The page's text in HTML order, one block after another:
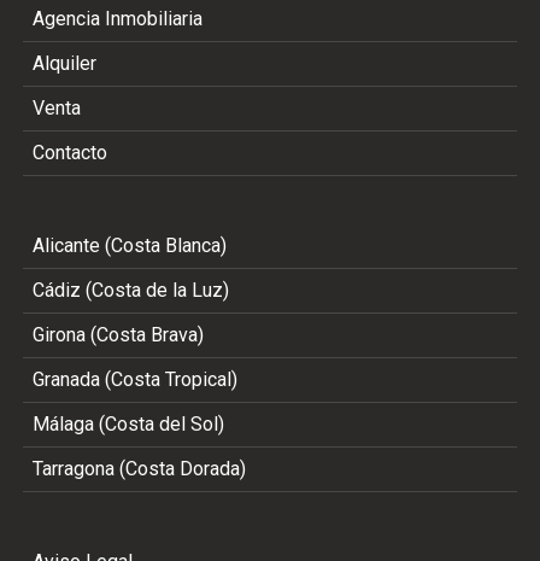
Agencia Inmobiliaria
Alquiler
Venta
Contacto
Alicante (Costa Blanca)
Cádiz (Costa de la Luz)
Girona (Costa Brava)
Granada (Costa Tropical)
Málaga (Costa del Sol)
Tarragona (Costa Dorada)